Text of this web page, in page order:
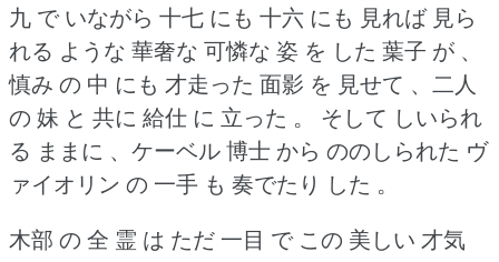
九 で いながら 十七 にも 十六 にも 見れば 見ら
れる ような 華奢な 可憐な 姿 を した 葉子 が 、
慎み の 中 にも 才走った 面影 を 見せて 、二人
の 妹 と 共に 給仕 に 立った 。
そして しいられ
る ままに 、ケーベル 博士 から ののしられた ヴ
ァイオリン の 一手 も 奏でたり した 。
木部 の 全 霊 は ただ 一目 で この 美しい 才気